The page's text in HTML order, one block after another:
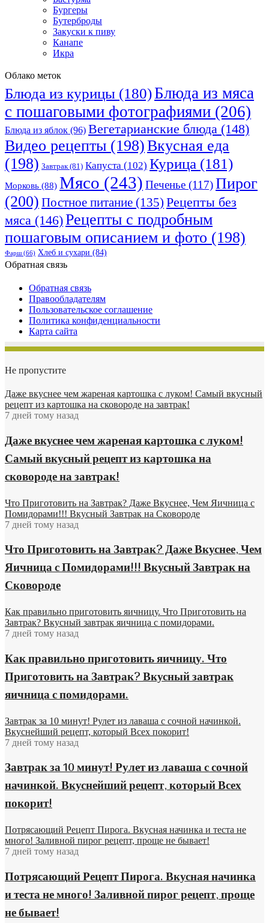
Бургеры
Бутерброды
Закуски к пиву
Канапе
Икра
Облако меток
Блюда из курицы (180)Блюда из мяса
с пошаговыми фотографиями (206)
Блюда из яблок (96) Вегетарианские блюда (148)
Видео рецепты (198)Вкусная еда
(198) Завтрак(81) Капуста (102) Курица (181)
Морковь (88) Мясо (243) Печенье (117)Пирог
(200) Постное питание (135) Рецепты без
мяса (146)Рецепты с подробным
пошаговым описанием и фото (198)
Фарш(66) Хлеб и сухари (84)
Обратная связь
Обратная связь
Правообладателям
Пользовательское соглашение
Политика конфиденциальности
Карта сайта
Не пропустите
Даже вкуснее чем жареная картошка с луком! Самый вкусный
рецепт из картошка на сковороде на завтрак!
7 дней тому назад
Даже вкуснее чем жареная картошка с луком!
Самый вкусный рецепт из картошка на
сковороде на завтрак!
Что Приготовить на Завтрак? Даже Вкуснее, Чем Яичница с
Помидорами!!! Вкусный Завтрак на Сковороде
7 дней тому назад
Что Приготовить на Завтрак? Даже Вкуснее, Чем
Яичница с Помидорами!!! Вкусный Завтрак на
Сковороде
Как правильно приготовить яичницу. Что Приготовить на
Завтрак? Вкусный завтрак яичница с помидорами.
7 дней тому назад
Как правильно приготовить яичницу. Что
Приготовить на Завтрак? Вкусный завтрак
яичница с помидорами.
Завтрак за 10 минут! Рулет из лаваша с сочной начинкой.
Вкуснейший рецепт, который Всех покорит!
7 дней тому назад
Завтрак за 10 минут! Рулет из лаваша с сочной
начинкой. Вкуснейший рецепт, который Всех
покорит!
Потрясающий Рецепт Пирога. Вкусная начинка и теста не
много! Заливной пирог рецепт, проще не бывает!
7 дней тому назад
Потрясающий Рецепт Пирога. Вкусная начинка
и теста не много! Заливной пирог рецепт, проще
не бывает!